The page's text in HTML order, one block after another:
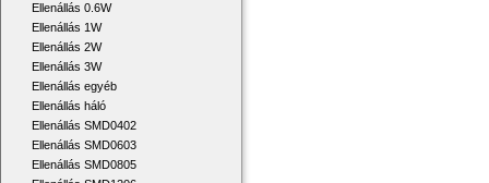
Ellenállás 0.6W
Ellenállás 1W
Ellenállás 2W
Ellenállás 3W
Ellenállás egyéb
Ellenállás háló
Ellenállás SMD0402
Ellenállás SMD0603
Ellenállás SMD0805